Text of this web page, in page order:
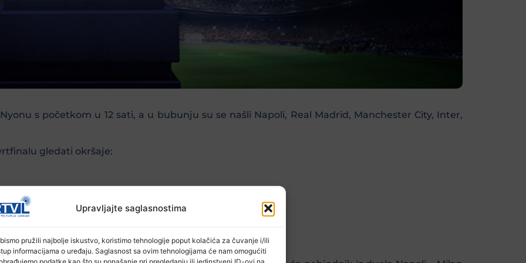
Upravljajte saglasnostima
pružili najbolje iskustvo, koristimo tehnologije poput kolačića za čuvanje i/ili
informacijama o uređaju. Saglasnost sa ovim tehnologijama će nam omogućiti
s početkom u 12 sati, a u bubunju su se našli Napoli, Real Madrid, Manchester City, Inter,
gledati okršaje: